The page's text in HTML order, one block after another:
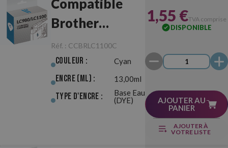
Compatible
Brother
LC980/LC1100
Cyan
Réf. : CCBRLC1100C
Couleur : Cyan
Encre (ml) : 13,00ml
Type d'Encre :
Base Eau
(DYE)
1,55 €TVA comprise
DISPONIBLE
AJOUTER AU
PANIER
AJOUTER À
VOTRE LISTE